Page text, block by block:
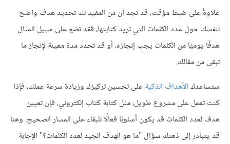
علاوةً على ضبط مؤقت، قد تجد أن من المفيد لك تحديد هدف واضح
لنفسك حول عدد الكلمات التي تريد كتابتها، فقد تضع على سبيل المثال
هدفًا يوميًا من الكلمات يجب إنجازه، أو قد تحدد مدة معينة لإنجاز ما
تبقى من مقالك.
ستساعدكالأهداف الذكيةعلى تحسين تركيزك وزيادة سرعة عملك، فإذا
كنت تعمل على مشروع طويل، مثل كتابة كتاب إلكتروني، فإن تعيين
هدف لعدد الكلمات قد يكون أسلوبًا فعالًا للبقاء على المسار الصحيح. وهنا
قد يتبادر إلى ذهنك سؤال "ما هو الهدف الجيد لعدد الكلمات؟" الإجابة